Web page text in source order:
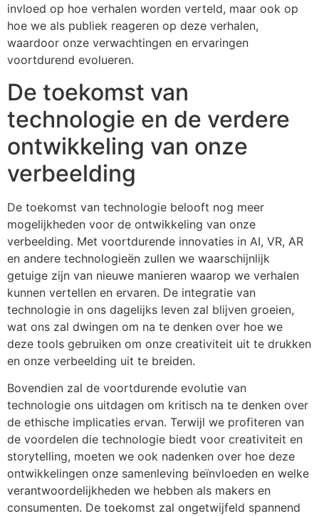
invloed op hoe verhalen worden verteld, maar ook op
hoe we als publiek reageren op deze verhalen,
waardoor onze verwachtingen en ervaringen
voortdurend evolueren.
De toekomst van
technologie en de verdere
ontwikkeling van onze
verbeelding
De toekomst van technologie belooft nog meer
mogelijkheden voor de ontwikkeling van onze
verbeelding. Met voortdurende innovaties in AI, VR, AR
en andere technologieën zullen we waarschijnlijk
getuige zijn van nieuwe manieren waarop we verhalen
kunnen vertellen en ervaren. De integratie van
technologie in ons dagelijks leven zal blijven groeien,
wat ons zal dwingen om na te denken over hoe we
deze tools gebruiken om onze creativiteit uit te drukken
en onze verbeelding uit te breiden.
Bovendien zal de voortdurende evolutie van
technologie ons uitdagen om kritisch na te denken over
de ethische implicaties ervan. Terwijl we profiteren van
de voordelen die technologie biedt voor creativiteit en
storytelling, moeten we ook nadenken over hoe deze
ontwikkelingen onze samenleving beïnvloeden en welke
verantwoordelijkheden we hebben als makers en
consumenten. De toekomst zal ongetwijfeld spannend